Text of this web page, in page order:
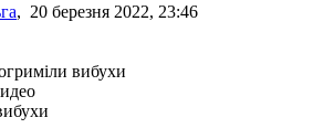
, 20 березня 2022, 23:46